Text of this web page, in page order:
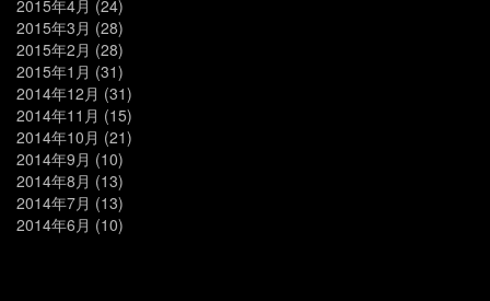
2015年4月 (24)
2015年3月 (28)
2015年2月 (28)
2015年1月 (31)
2014年12月 (31)
2014年11月 (15)
2014年10月 (21)
2014年9月 (10)
2014年8月 (13)
2014年7月 (13)
2014年6月 (10)